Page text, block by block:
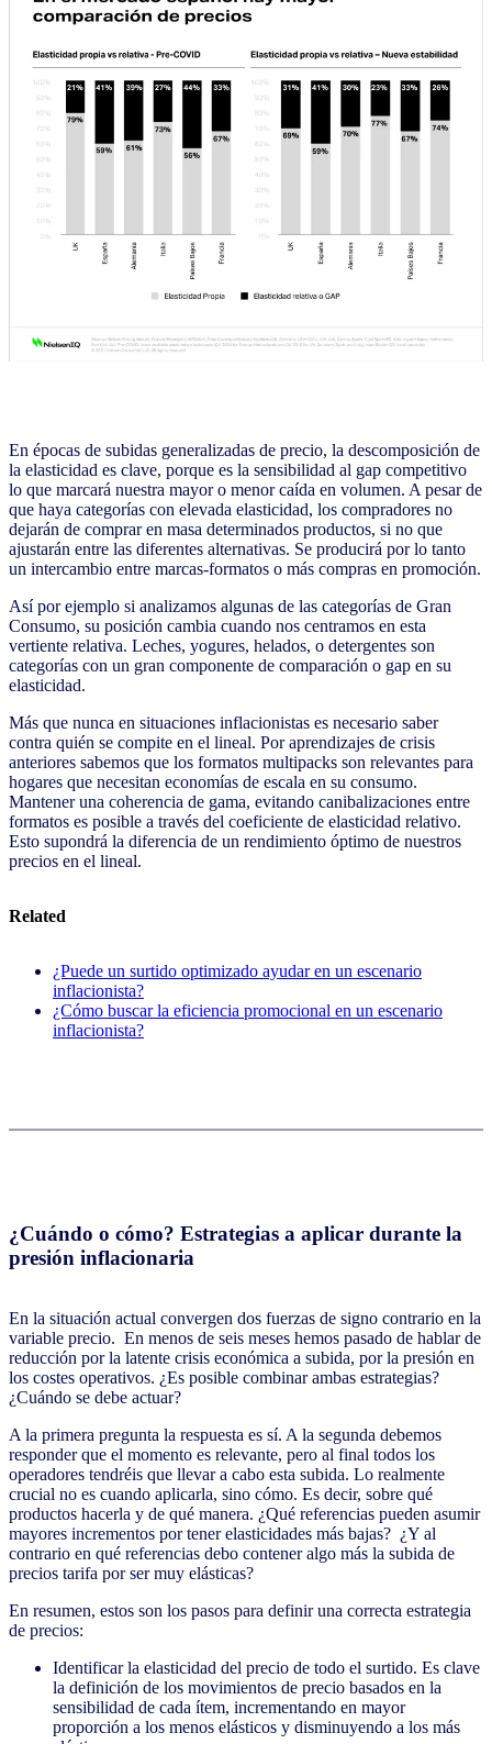
En épocas de subidas generalizadas de precio, la descomposición de
la elasticidad es clave, porque es la sensibilidad al gap competitivo
lo que marcará nuestra mayor o menor caída en volumen. A pesar de
que haya categorías con elevada elasticidad, los compradores no
dejarán de comprar en masa determinados productos, si no que
ajustarán entre las diferentes alternativas. Se producirá por lo tanto
un intercambio entre marcas-formatos o más compras en promoción.
Así por ejemplo si analizamos algunas de las categorías de Gran
Consumo, su posición cambia cuando nos centramos en esta
vertiente relativa. Leches, yogures, helados, o detergentes son
categorías con un gran componente de comparación o gap en su
elasticidad.
Más que nunca en situaciones inflacionistas es necesario saber
contra quién se compite en el lineal. Por aprendizajes de crisis
anteriores sabemos que los formatos multipacks son relevantes para
hogares que necesitan economías de escala en su consumo.
Mantener una coherencia de gama, evitando canibalizaciones entre
formatos es posible a través del coeficiente de elasticidad relativo.
Esto supondrá la diferencia de un rendimiento óptimo de nuestros
precios en el lineal.
Related
¿Puede un surtido optimizado ayudar en un escenario
inflacionista?
¿Cómo buscar la eficiencia promocional en un escenario
inflacionista?
¿Cuándo o cómo? Estrategias a aplicar durante la
presión inflacionaria
En la situación actual convergen dos fuerzas de signo contrario en la
variable precio. En menos de seis meses hemos pasado de hablar de
reducción por la latente crisis económica a subida, por la presión en
los costes operativos. ¿Es posible combinar ambas estrategias?
¿Cuándo se debe actuar?
A la primera pregunta la respuesta es sí. A la segunda debemos
responder que el momento es relevante, pero al final todos los
operadores tendréis que llevar a cabo esta subida. Lo realmente
crucial no es cuando aplicarla, sino cómo. Es decir, sobre qué
productos hacerla y de qué manera. ¿Qué referencias pueden asumir
mayores incrementos por tener elasticidades más bajas? ¿Y al
contrario en qué referencias debo contener algo más la subida de
precios tarifa por ser muy elásticas?
En resumen, estos son los pasos para definir una correcta estrategia
de precios:
Identificar la elasticidad del precio de todo el surtido. Es clave
la definición de los movimientos de precio basados en la
sensibilidad de cada ítem, incrementando en mayor
proporción a los menos elásticos y disminuyendo a los más